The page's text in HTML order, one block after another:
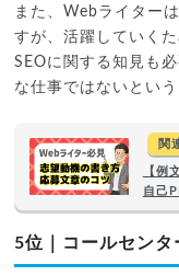
また、Webライター
すが、活躍していく
SEOに関する知見も
な仕事ではないとい
関
【例
自己
5位｜コールセンタ